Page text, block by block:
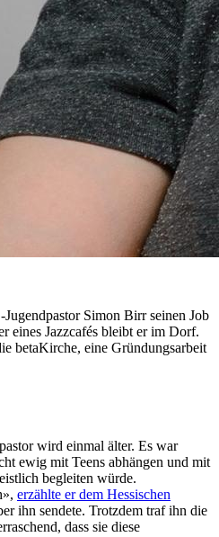
Simon Birr seinen Job
eines Jazzcafés bleibt er im Dorf.
betaKirche, eine Gründungsarbeit
wird einmal älter. Es war
ewig mit Teens abhängen und mit
begleiten würde.
erzählte er dem Hessischen
ihn sendete. Trotzdem traf ihn die
dass sie diese